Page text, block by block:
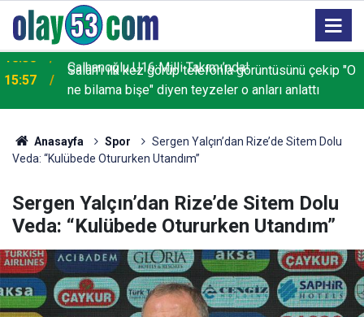
15:57
Salah'ı ilk kez görüp telefonla görüntüsünü çekip "O
ne bilama bişe" diyen teyzeler o anları anlattı
Anasayfa Spor
Sergen Yalçın’dan Rize’de Sitem Dolu
Veda: “Kulübede Otururken Utandım”
Sergen Yalçın’dan Rize’de Sitem Dolu
Veda: “Kulübede Otururken Utandım”